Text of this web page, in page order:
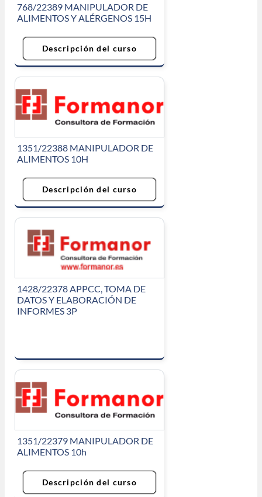
768/22389 MANIPULADOR DE
ALIMENTOS Y ALÉRGENOS 15H
Descripción del curso
1351/22388 MANIPULADOR DE
ALIMENTOS 10H
Descripción del curso
1428/22378 APPCC, TOMA DE
DATOS Y ELABORACIÓN DE
INFORMES 3P
1351/22379 MANIPULADOR DE
ALIMENTOS 10h
Descripción del curso